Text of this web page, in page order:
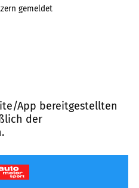
gemeldet
App bereitgestellten
der